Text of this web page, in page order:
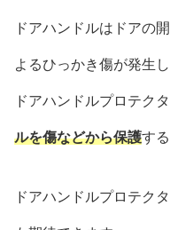
ドアハンドルはドアの
よるひっかき傷が発生
ドアハンドルプロテク
ルを傷などから保護す
ドアハンドルプロテク